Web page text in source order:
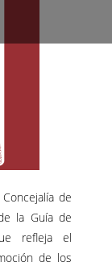
de
la Guía de
refleja el
de los